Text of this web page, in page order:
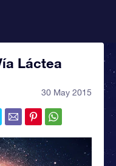
Láctea
30 May 2015